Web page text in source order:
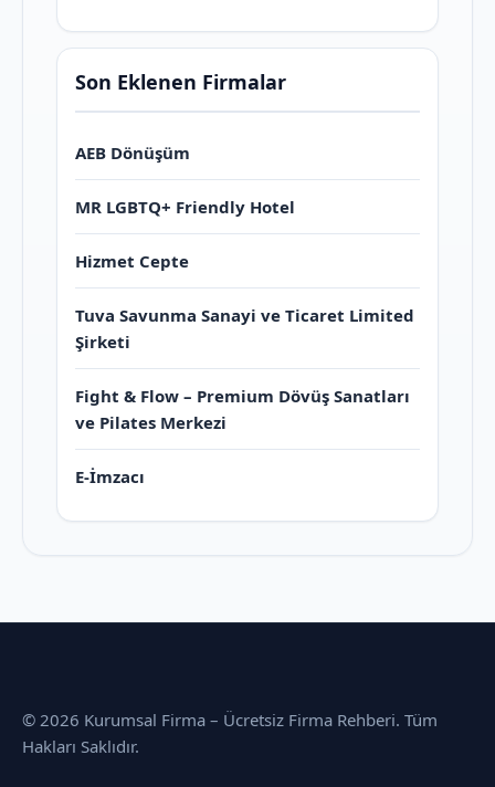
Son Eklenen Firmalar
AEB Dönüşüm
MR LGBTQ+ Friendly Hotel
Hizmet Cepte
Tuva Savunma Sanayi ve Ticaret Limited
Şirketi
Fight & Flow – Premium Dövüş Sanatları
ve Pilates Merkezi
E-İmzacı
© 2026 Kurumsal Firma – Ücretsiz Firma Rehberi. Tüm
Hakları Saklıdır.